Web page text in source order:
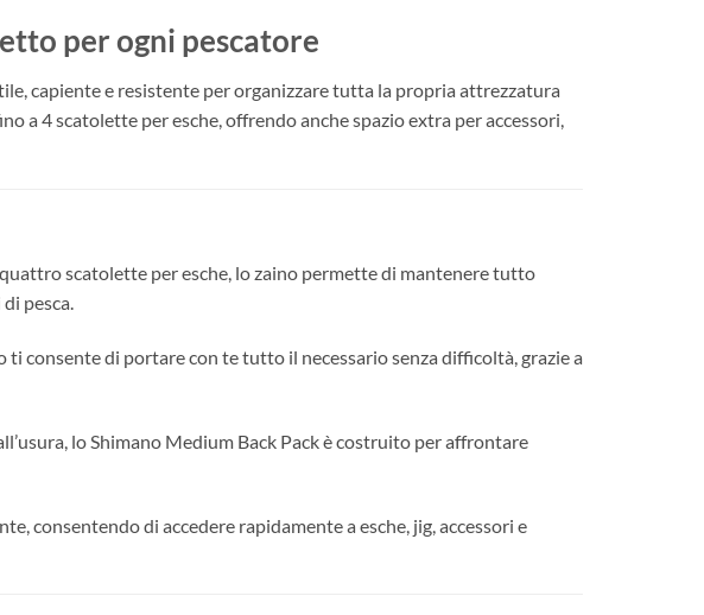
per ogni pescatore
capiente e resistente per organizzare tutta la propria attrezzatura
a 4 scatolette per esche, offrendo anche spazio extra per accessori,
scatolette per esche, lo zaino permette di mantenere tutto
pesca.
consente di portare con te tutto il necessario senza difficoltà, grazie a
lo Shimano Medium Back Pack è costruito per affrontare
consentendo di accedere rapidamente a esche, jig, accessori e